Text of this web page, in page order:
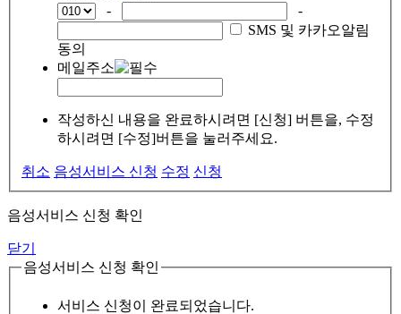
-
-
SMS 및 카카오알림
동의
메일주소
작성하신 내용을 완료하시려면 [신청] 버튼을, 수정
하시려면 [수정]버튼을 눌러주세요.
취소 음성서비스 신청 수정 신청
음성서비스 신청 확인
닫기
음성서비스 신청 확인
서비스 신청이 완료되었습니다.